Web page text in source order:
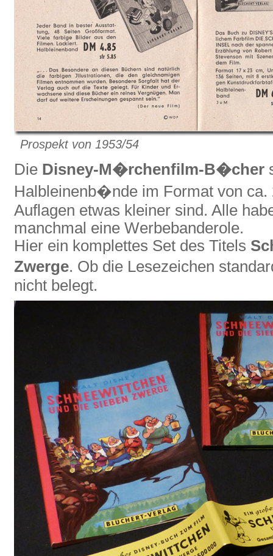
Prospekt von 1953/54
Die Disney-M�rchenfilm-B�cher
Halbleinenb�nde im Format von
Auflagen etwas kleiner sind. Alle
manchmal eine Werbebanderole.
Hier ein komplettes Set des Titels
Zwerge. Ob die Lesezeichen
nicht belegt.